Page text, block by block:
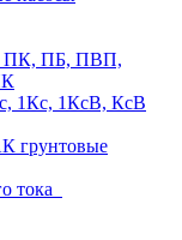
ПК, ПБ, ПВП,
1Кс, 1КсВ, КсВ
грунтовые
тока